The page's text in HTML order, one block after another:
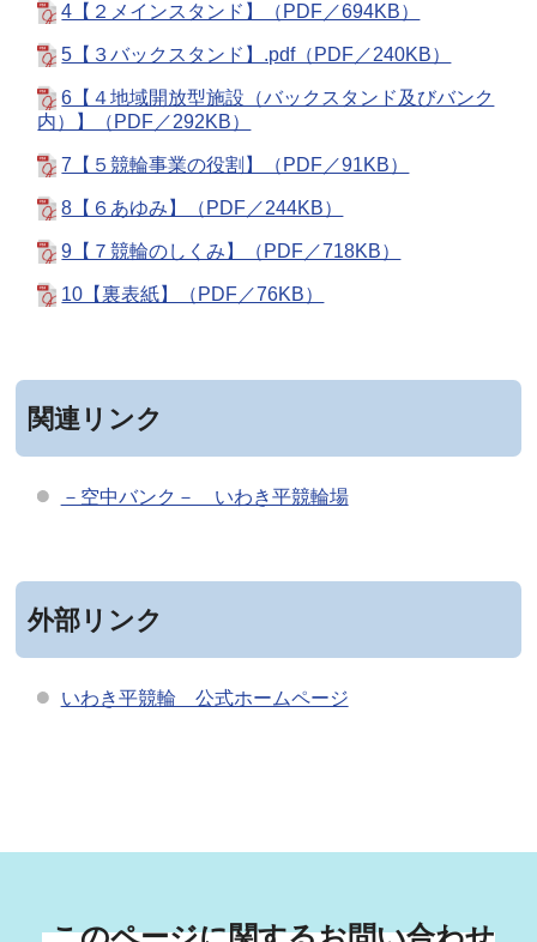
4【２メインスタンド】（PDF／694KB）
5【３バックスタンド】.pdf（PDF／240KB）
6【４地域開放型施設（バックスタンド及びバンク
内）】（PDF／292KB）
7【５競輪事業の役割】（PDF／91KB）
8【６あゆみ】（PDF／244KB）
9【７競輪のしくみ】（PDF／718KB）
10【裏表紙】（PDF／76KB）
関連リンク
－空中バンク－ いわき平競輪場
外部リンク
いわき平競輪 公式ホームページ